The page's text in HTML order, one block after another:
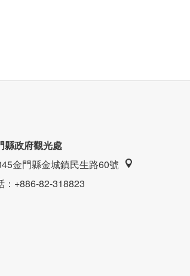
縣政府觀光處
金門縣金城鎮民生路60號
：+886-82-318823